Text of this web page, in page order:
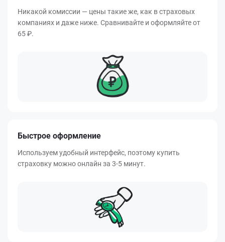
Никакой комиссии — цены такие же, как в страховых
компаниях и даже ниже. Сравнивайте и оформляйте от
65 ₽.
Быстрое оформление
Используем удобный интерфейс, поэтому купить
страховку можно онлайн за 3-5 минут.